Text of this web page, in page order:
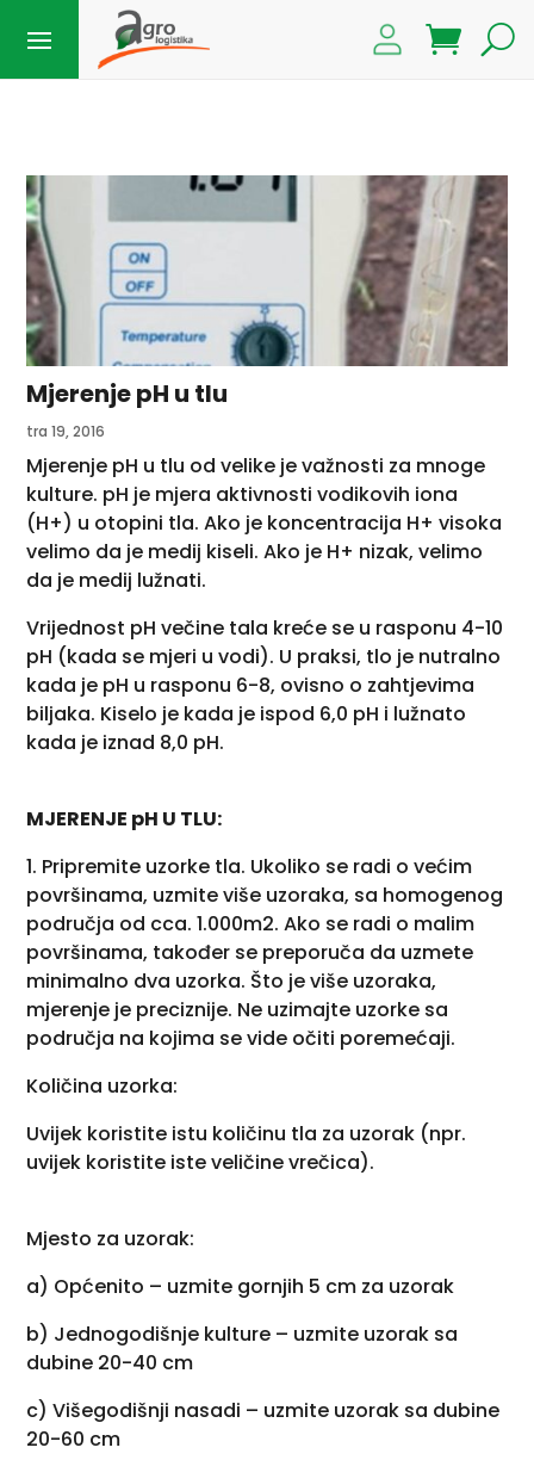
Mjerenje pH u tlu
tra 19, 2016
Mjerenje pH u tlu od velike je važnosti za mnoge
kulture. pH je mjera aktivnosti vodikovih iona
(H+) u otopini tla. Ako je koncentracija H+ visoka
velimo da je medij kiseli. Ako je H+ nizak, velimo
da je medij lužnati.
Vrijednost pH večine tala kreće se u rasponu 4-10
pH (kada se mjeri u vodi). U praksi, tlo je nutralno
kada je pH u rasponu 6-8, ovisno o zahtjevima
biljaka. Kiselo je kada je ispod 6,0 pH i lužnato
kada je iznad 8,0 pH.
MJERENJE pH U TLU:
1. Pripremite uzorke tla. Ukoliko se radi o većim
površinama, uzmite više uzoraka, sa homogenog
područja od cca. 1.000m2. Ako se radi o malim
površinama, također se preporuča da uzmete
minimalno dva uzorka. Što je više uzoraka,
mjerenje je preciznije. Ne uzimajte uzorke sa
područja na kojima se vide očiti poremećaji.
Količina uzorka:
Uvijek koristite istu količinu tla za uzorak (npr.
uvijek koristite iste veličine vrečica).
Mjesto za uzorak:
a) Općenito – uzmite gornjih 5 cm za uzorak
b) Jednogodišnje kulture – uzmite uzorak sa
dubine 20-40 cm
c) Višegodišnji nasadi – uzmite uzorak sa dubine
20-60 cm